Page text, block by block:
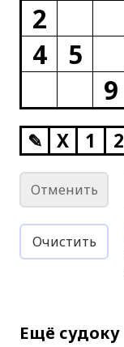
2
4
5
9
✎ X 1 2
Отменить
Очистить
Ещё судоку